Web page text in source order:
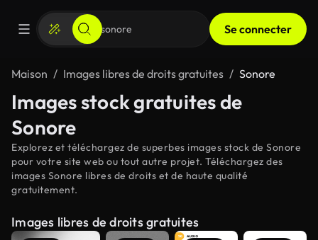
Se connecter
Maison Images libres de droits gratuites Sonore
Images stock gratuites de
Sonore
Explorez et téléchargez de superbes images stock de Sonore
pour votre site web ou tout autre projet. Téléchargez des
images Sonore libres de droits et de haute qualité
gratuitement.
Images libres de droits gratuites